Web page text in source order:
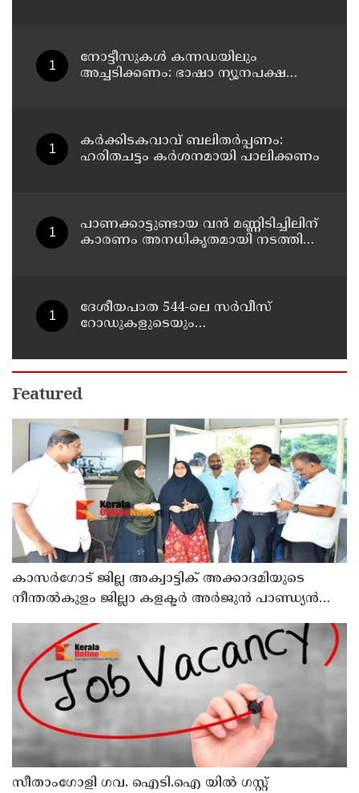
നോട്ടീസുകള്‍ കന്നഡയിലും
അച്ചടിക്കണം: ഭാഷാ ന്യൂനപക്ഷ
കര്‍ക്കിടകവാവ് ബലിതര്‍പ്പണം:
ഹരിതചട്ടം കര്‍ശനമായി പാലിക്കണം
പാണക്കാട്ടുണ്ടായ വൻ മണ്ണിടിച്ചിലിന്
കാരണം അനധികൃതമായി നടത്തിയ
ദേശീയപാത 544-ലെ സർവീസ്
റോഡുകളുടെയും
പ്രവൃത്തികൾ അടിയന്തരമായി
പൂർത്തിയാക്കണം ; നിതിൻ
ഗഡ്കരിയുമായി കൂടിക്കാഴ്ച നടത്തി
കെ. രാധാകൃഷ്ണൻ എം.പി
Featured
കാസർ​ഗോട് ജില്ല അക്വാട്ടിക് അക്കാദമിയുടെ
നീന്തല്‍കുളം ജില്ലാ കളക്ടര്‍ അര്‍ജുന്‍ പാണ്ഡ്യന്‍
സന്ദര്‍ശിച്ചു
സീതാംഗോളി ഗവ. ഐടി.ഐ യിൽ ഗസ്റ്റ്